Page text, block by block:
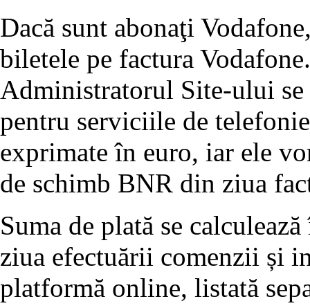
Dacă sunt abonaţi
biletele pe factura
Administratorul Site-ului se
pentru serviciile de
exprimate în euro, iar ele
de schimb BNR din ziua
Suma de plată se
ziua efectuării comenzii și
platformă online, listată